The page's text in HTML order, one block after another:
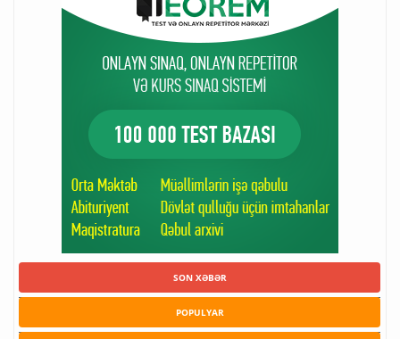
SON XƏBƏR
POPULYAR